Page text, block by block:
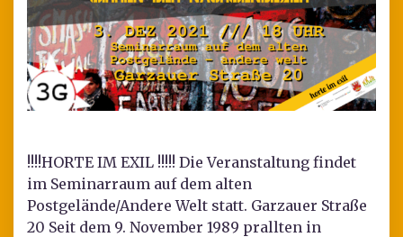
!!!!HORTE IM EXIL !!!!! Die Veranstaltung findet
im Seminarraum auf dem alten
Postgelände/Andere Welt statt. Garzauer Straße
20 Seit dem 9. November 1989 prallten in